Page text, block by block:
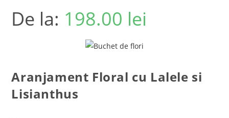
De la: 198.00 lei
Aranjament Floral cu Lalele si
Lisianthus